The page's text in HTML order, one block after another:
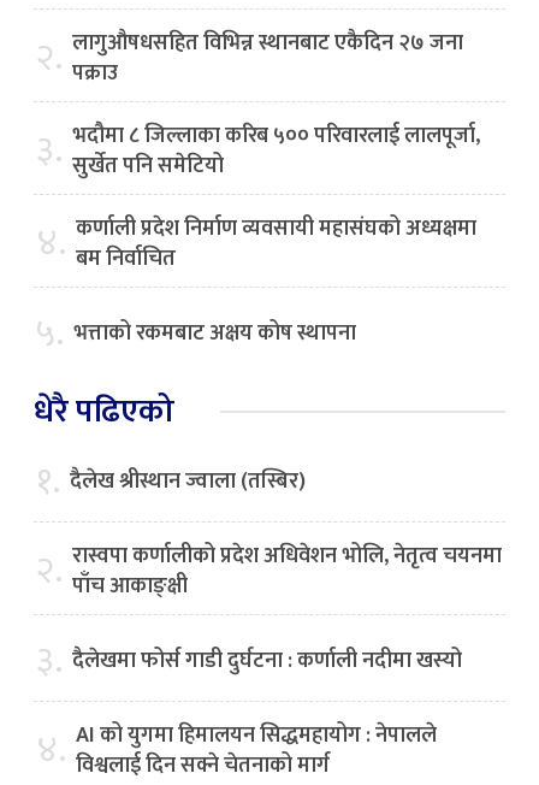
२. लागुऔषधसहित विभिन्न स्थानबाट एकैदिन २७ जना
पक्राउ
३. भदौमा ८ जिल्लाका करिब ५०० परिवारलाई लालपूर्जा,
सुर्खेत पनि समेटियो
४. कर्णाली प्रदेश निर्माण व्यवसायी महासंघको अध्यक्षमा
बम निर्वाचित
५. भत्ताको रकमबाट अक्षय कोष स्थापना
धेरै पढिएको
१. दैलेख श्रीस्थान ज्वाला (तस्बिर)
२. रास्वपा कर्णालीको प्रदेश अधिवेशन भोलि, नेतृत्व चयनमा
पाँच आकाङ्क्षी
३. दैलेखमा फोर्स गाडी दुर्घटना : कर्णाली नदीमा खस्यो
४. AI को युगमा हिमालयन सिद्धमहायोग : नेपालले
विश्वलाई दिन सक्ने चेतनाको मार्ग